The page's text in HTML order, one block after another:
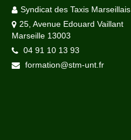
Syndicat des Taxis Marseillais
25, Avenue Edouard Vaillant
Marseille 13003
04 91 10 13 93
formation@stm-unt.fr